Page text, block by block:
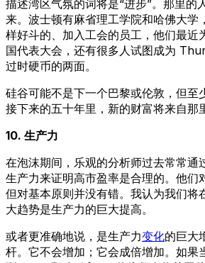
描述湾区气氛的词将是“进步”。那里的
来。波士顿有麻省理工学院和哈佛大学
样好斗的、加入工会的员工，他们最近
国代表大会，还有很多人试图成为
过时硬币的两面。
硅谷可能不是下一个巴黎或伦敦，但至
接下来的五十年里，新的财富将来自那
10. 生产力
在泡沫期间，乐观的分析师过去常常通
生产力来证明高市盈率是合理的。他们
但对基本原则并没有错。我认为我们将
大趋势是生产力的巨大提高。
或者更准确地说，是生产力变化的巨大
杆。它不会增加；它会成倍增加。如果